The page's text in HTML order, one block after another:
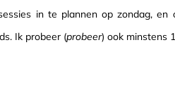
in te plannen op zondag,
Ik probeer (probeer) ook minstens